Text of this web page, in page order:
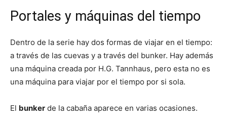
Portales y máquinas del tiempo
Dentro de la serie hay dos formas de viajar en el tiempo:
a través de las cuevas y a través del bunker. Hay además
una máquina creada por H.G. Tannhaus, pero esta no es
una máquina para viajar por el tiempo por si sola.
El bunker de la cabaña aparece en varias ocasiones.